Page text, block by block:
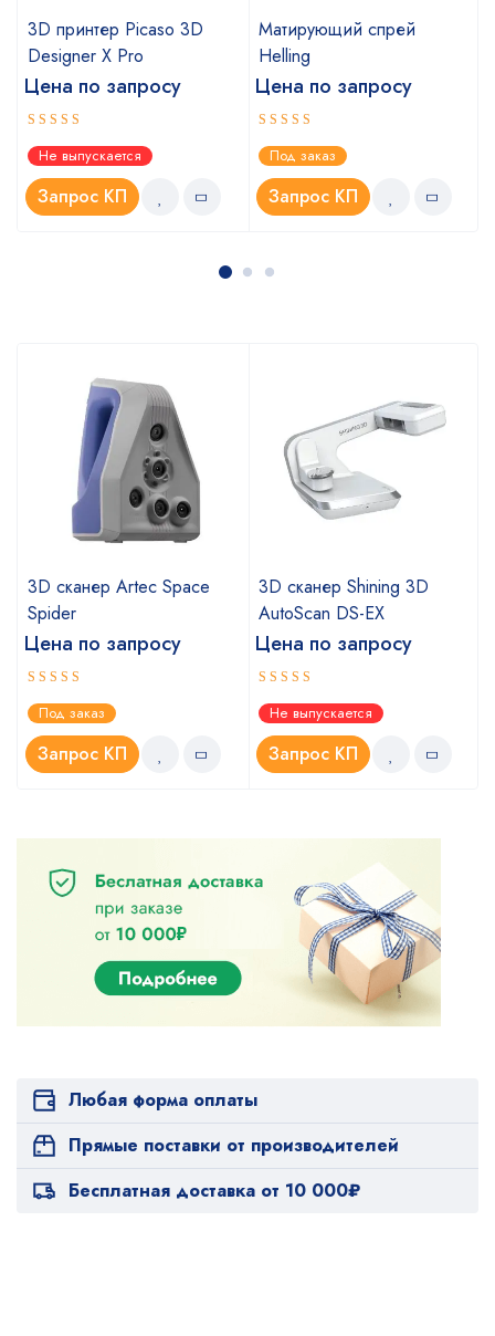
3D принтер Picaso 3D
Designer X Pro
Цена по запросу
Оценка
4.75из 5
Не выпускается
Запрос КП
Матирующий спрей
Helling
Цена по запросу
Оценка
4.00из
5
Под заказ
Запрос КП
3D сканер Artec Space
Spider
Цена по запросу
Оценка
5.00из 5
Под заказ
Запрос КП
3D сканер Shining 3D
AutoScan DS-EX
Цена по запросу
Оценка
4.67из 5
Не выпускается
Запрос КП
Любая форма оплаты
Прямые поставки от производителей
Бесплатная доставка от 10 000₽